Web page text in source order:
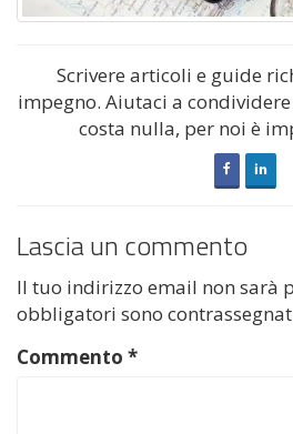
Scrivere articoli e guide
impegno. Aiutaci a
costa nulla, per noi è
Lascia un commento
Il tuo indirizzo email non sarà
obbligatori sono
Commento *